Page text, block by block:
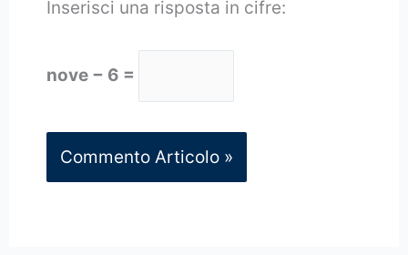
Inserisci una risposta in cifre:
nove − 6 =